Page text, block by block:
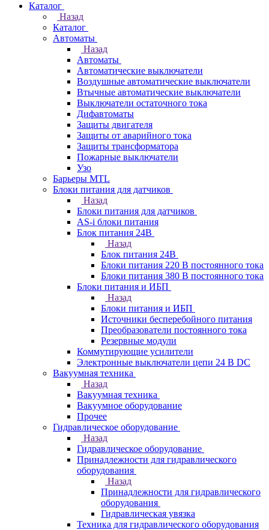
Каталог
Назад
Каталог
Автоматы
Назад
Автоматы
Автоматические выключатели
Воздушные автоматические выключатели
Втычные автоматические выключатели
Выключатели остаточного тока
Дифавтоматы
Защиты двигателя
Защиты от аварийного тока
Защиты трансформатора
Пожарные выключатели
Узо
Барьеры MTL
Блоки питания для датчиков
Назад
Блоки питания для датчиков
AS-i блоки питания
Блок питания 24В
Назад
Блок питания 24В
Блоки питания 220 В постоянного тока
Блоки питания 380 В постоянного тока
Блоки питания и ИБП
Назад
Блоки питания и ИБП
Источники бесперебойного питания
Преобразователи постоянного тока
Резервные модули
Коммутирующие усилители
Электронные выключатели цепи 24 В DC
Вакуумная техника
Назад
Вакуумная техника
Вакуумное оборудование
Прочее
Гидравлическое оборудование
Назад
Гидравлическое оборудование
Принадлежности для гидравлического
оборудования
Назад
Принадлежности для гидравлического
оборудования
Гидравлическая увязка
Техника для гидравлического оборудования